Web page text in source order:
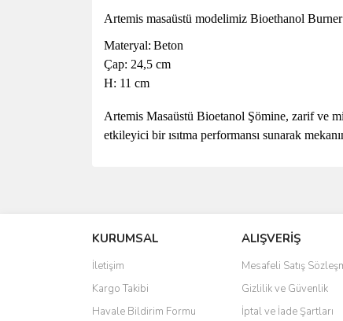
Artemis masaüstü modelimiz Bioethanol
Materyal: Beton
Çap: 24,5 cm
H: 11 cm
Artemis Masaüstü Bioetanol Şömine, zarif ve
etkileyici bir ısıtma performansı sunarak
Ürün resmi kalitesiz, bozuk veya
Ürün açıklamasında eksik bilgiler bulunuyor.
Ürün bilgilerinde hatalar bulunuyor.
Ürün fiyatı diğer sitelerden daha pahalı.
KURUMSAL
İletişim
Kargo Takibi
Havale Bildirim Formu
ALIŞVERİŞ
Mesafeli Satış
Gizlilik ve Güvenlik
İptal ve İade Şartları